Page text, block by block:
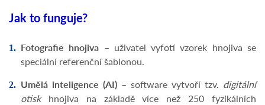
Jak to funguje?
Fotografie hnojiva – uživatel vyfotí vzorek hnojiva se
speciální referenční šablonou.
Umělá inteligence (AI) – software vytvoří tzv. digitální
otiskhnojiva na základě více než 250 fyzikálních